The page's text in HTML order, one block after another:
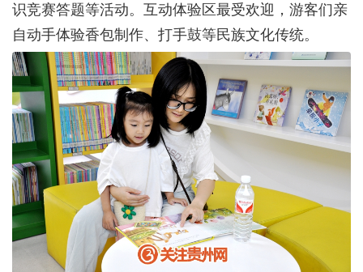
识竞赛答题等活动。互动体验区最受欢迎，游客们亲
自动手体验香包制作、打手鼓等民族文化传统。